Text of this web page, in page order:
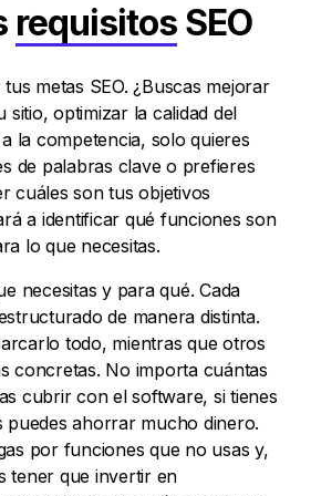
requisitos SEO
metas SEO. ¿Buscas mejorar
sitio, optimizar la calidad del
la competencia, solo quieres
de palabras clave o prefieres
cuáles son tus objetivos
a identificar qué funciones son
lo que necesitas.
necesitas y para qué. Cada
de manera distinta.
todo, mientras que otros
concretas. No importa cuántas
cubrir con el software, si tienes
puedes ahorrar mucho dinero.
por funciones que no usas y,
tener que invertir en